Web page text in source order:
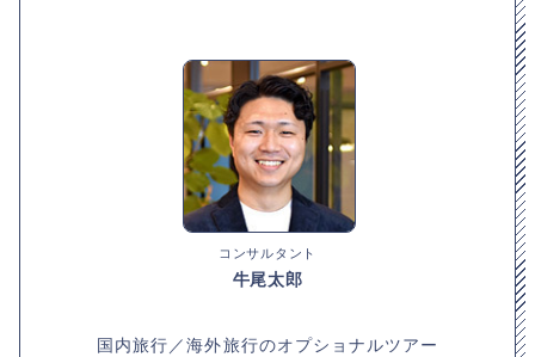
コンサルタント
牛尾太郎
国内旅行／海外旅行のオプショナルツアー